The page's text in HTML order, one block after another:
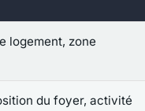
logement, zone
du foyer, activité